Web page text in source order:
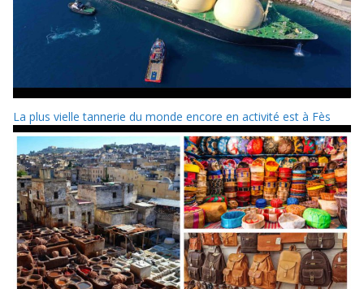
La plus vielle tannerie du monde encore en activité est à Fès